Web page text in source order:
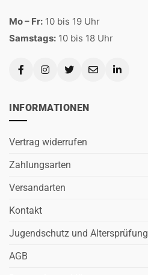
Mo – Fr: 10 bis 19 Uhr
Samstags: 10 bis 18 Uhr
INFORMATIONEN
Vertrag widerrufen
Zahlungsarten
Versandarten
Kontakt
Jugendschutz und Altersprüfung
AGB